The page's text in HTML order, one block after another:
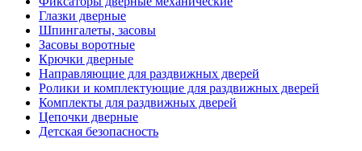
Глазки дверные
Шпингалеты, засовы
Засовы воротные
Крючки дверные
Направляющие для раздвижных дверей
Ролики и комплектующие для раздвижных дверей
Комплекты для раздвижных дверей
Цепочки дверные
Детская безопасность